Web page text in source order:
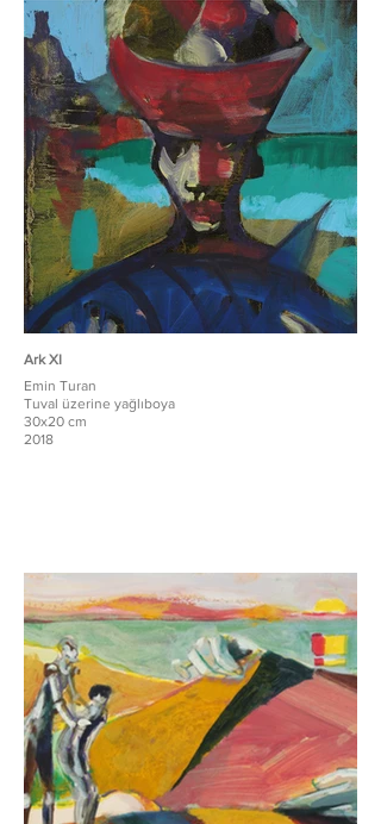
Ark XI
Emin Turan
Tuval üzerine yağlıboya
30x20 cm
2018